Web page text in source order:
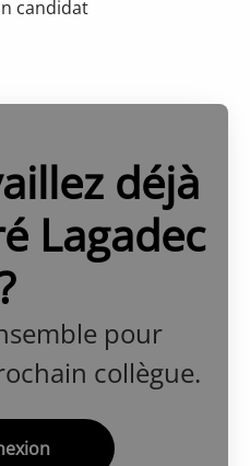
candidat
déjà
Lagadec
pour
collègue.